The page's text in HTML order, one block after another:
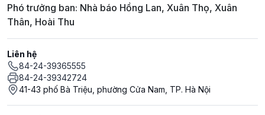
Phó trưởng ban: Nhà báo Hồng Lan, Xuân Thọ, Xuân
Thân, Hoài Thu
Liên hệ
84-24-39365555
84-24-39342724
41-43 phố Bà Triệu, phường Cửa Nam, TP. Hà Nội